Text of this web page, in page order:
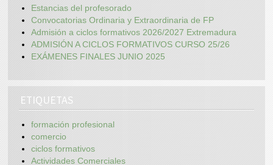
Estancias del profesorado
Convocatorias Ordinaria y Extraordinaria de FP
Admisión a ciclos formativos 2026/2027 Extremadura
ADMISIÓN A CICLOS FORMATIVOS CURSO 25/26
EXÁMENES FINALES JUNIO 2025
ETIQUETAS
formación profesional
comercio
ciclos formativos
Actividades Comerciales